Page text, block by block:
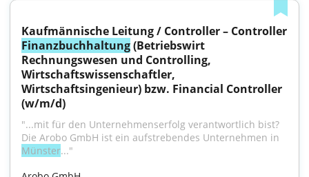
Finanzbuchhaltung (Betriebswirt
Rechnungswesen und Controlling,
Wirtschaftswissenschaftler,
Wirtschaftsingenieur) bzw. Financial Controller
(w/m/d)
"...mit für den Unter­neh­mens­erfolg ver­ant­wortlich bist?
Münster..."